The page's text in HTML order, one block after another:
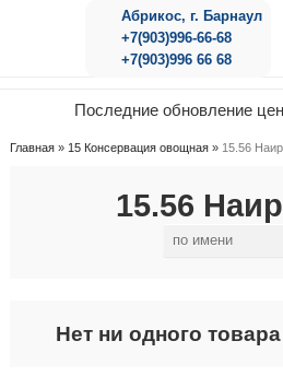
Абрикос, г. Барнаул
+7(903)996-66-68
+7(903)996 66 68
Последние обновление
Главная» 15 Консервация овощная» 15.56
15.56
Нет ни одного